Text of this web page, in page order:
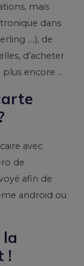
mais
dans
….), de
d’acheter
encore …
avec
de
afin de
android ou
!